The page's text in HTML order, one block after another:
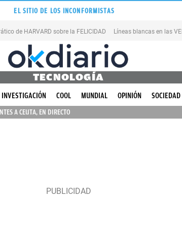
EL SITIO DE LOS INCONFORMISTAS
de HARVARD sobre la FELICIDAD Líneas blancas en las
TECNOLOGÍA
INVESTIGACIÓN COOL MUNDIAL OPINIÓN SOCIEDAD
A CEUTA, EN DIRECTO